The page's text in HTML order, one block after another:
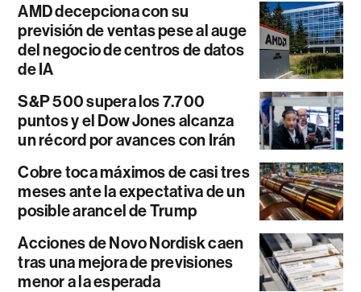
AMD decepciona con su
previsión de ventas pese al auge
del negocio de centros de datos
de IA
S&P 500 supera los 7.700
puntos y el Dow Jones alcanza
un récord por avances con Irán
Cobre toca máximos de casi tres
meses ante la expectativa de un
posible arancel de Trump
Acciones de Novo Nordisk caen
tras una mejora de previsiones
menor a la esperada